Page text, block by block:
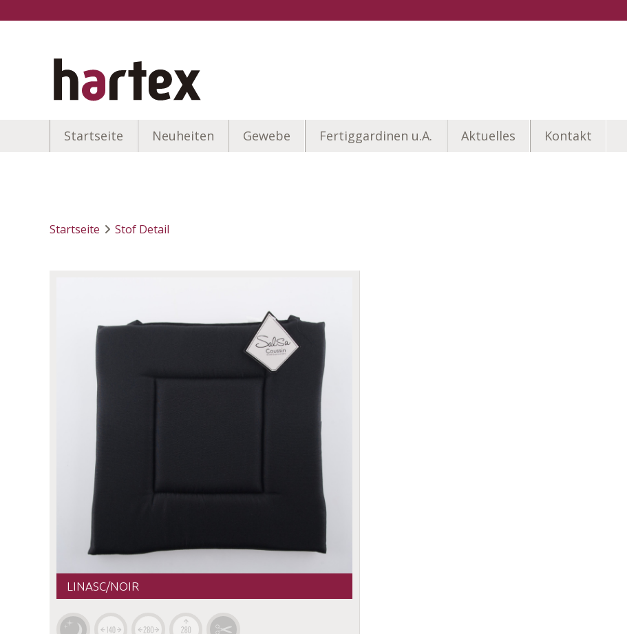
Startseite Neuheiten Gewebe Fertiggardinen u.A. Aktuelles Kontakt
Startseite Stof Detail
LINASC/NOIR